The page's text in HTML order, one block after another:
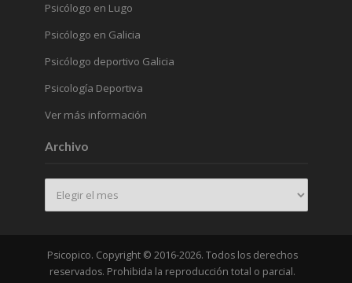
Psicólogo en Lugo
Psicólogo en Galicia
Psicólogo deportivo Galicia
Psicología Deportiva
Ver más información
Archivo
Archivo
Psicopico. Copyright © 2016-2026. Todos los derechos
reservados. Prohibida la reproducción total o parcial.